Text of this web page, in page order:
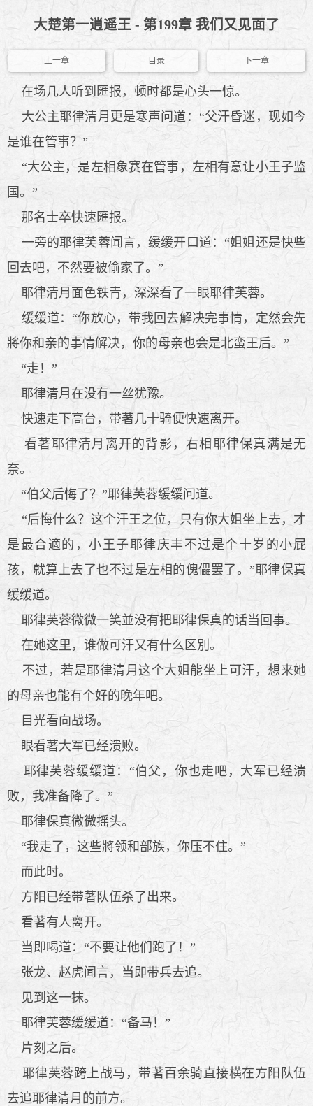
大楚第一逍遥王 - 第199章 我们又见面了
上一章 目录 下一章
在场几人听到匯报，顿时都是心头一惊。
大公主耶律清月更是寒声问道：“父汗昏迷，现如今
是谁在管事？”
“大公主，是左相象赛在管事，左相有意让小王子监
国。”
那名士卒快速匯报。
一旁的耶律芙蓉闻言，缓缓开口道：“姐姐还是快些
回去吧，不然要被偷家了。”
耶律清月面色铁青，深深看了一眼耶律芙蓉。
缓缓道：“你放心，带我回去解决完事情，定然会先
將你和亲的事情解决，你的母亲也会是北蛮王后。”
“走！”
耶律清月在没有一丝犹豫。
快速走下高台，带著几十骑便快速离开。
看著耶律清月离开的背影，右相耶律保真满是无
奈。
“伯父后悔了？”耶律芙蓉缓缓问道。
“后悔什么？这个汗王之位，只有你大姐坐上去，才
是最合適的，小王子耶律庆丰不过是个十岁的小屁
孩，就算上去了也不过是左相的傀儡罢了。”耶律保真
缓缓道。
耶律芙蓉微微一笑並没有把耶律保真的话当回事。
在她这里，谁做可汗又有什么区別。
不过，若是耶律清月这个大姐能坐上可汗，想来她
的母亲也能有个好的晚年吧。
目光看向战场。
眼看著大军已经溃败。
耶律芙蓉缓缓道：“伯父，你也走吧，大军已经溃
败，我准备降了。”
耶律保真微微摇头。
“我走了，这些將领和部族，你压不住。”
而此时。
方阳已经带著队伍杀了出来。
看著有人离开。
当即喝道：“不要让他们跑了！”
张龙、赵虎闻言，当即带兵去追。
见到这一抹。
耶律芙蓉缓缓道：“备马！”
片刻之后。
耶律芙蓉跨上战马，带著百余骑直接横在方阳队伍
去追耶律清月的前方。